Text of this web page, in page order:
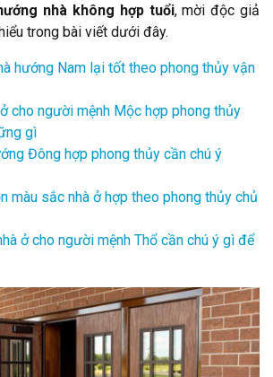
nhà không hợp tuổi, mời độc giả
trong bài viết dưới đây.
hướng Nam lại tốt theo phong thủy vận
cho người mệnh Mộc hợp phong thủy
gì
Đông hợp phong thủy cần chú ý
màu sắc nhà ở hợp theo phong thủy chủ
ở cho người mệnh Thổ cần chú ý gì để